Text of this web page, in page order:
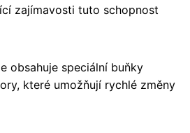
zajímavosti tuto schopnost
obsahuje speciální buňky
které umožňují rychlé změny